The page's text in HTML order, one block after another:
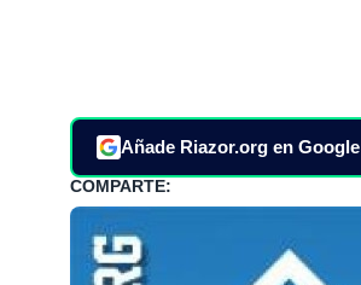
Añade Riazor.org en Google
COMPARTE: